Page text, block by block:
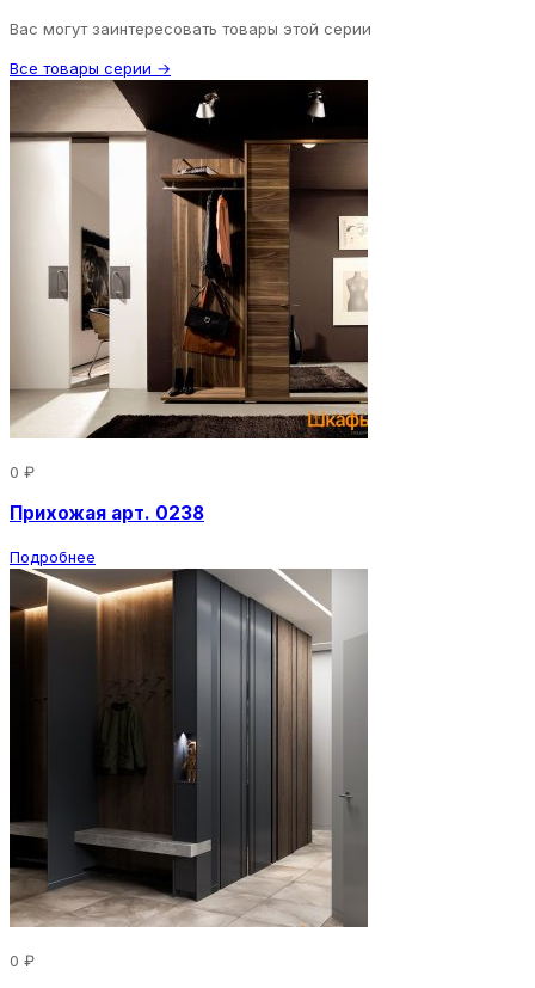
Вас могут заинтересовать товары этой серии
Все товары серии →
0 ₽
Прихожая арт. 0238
Подробнее
0 ₽